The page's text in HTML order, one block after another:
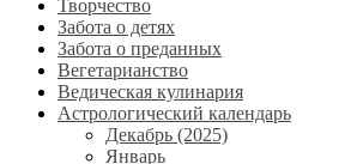
Творчество
Забота о детях
Забота о преданных
Вегетарианство
Ведическая кулинария
Астрологический календарь
Декабрь (2025)
Январь